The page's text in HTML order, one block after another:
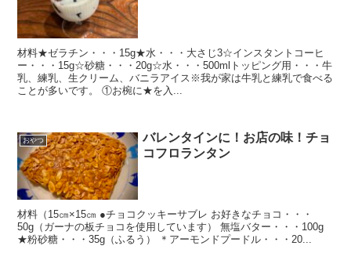
材料★ゼラチン・・・15g★水・・・大さじ3☆インスタントコーヒ
ー・・・15g☆砂糖・・・20g☆水・・・500mlトッピング用・・・牛
乳、練乳、生クリーム、バニラアイス※我が家は牛乳と練乳で食べる
ことが多いです。 ①お椀に★を入...
おやつ
バレンタインに！お店の味！チョ
コフロランタン
材料（15㎝×15㎝ ●チョコクッキーサブレ お好きなチョコ・・・
50g（ガーナの板チョコを使用しています） 無塩バター・・・100g
★粉砂糖・・・35g（ふるう） ＊アーモンドプードル・・・20...